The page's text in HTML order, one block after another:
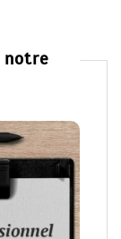
notre